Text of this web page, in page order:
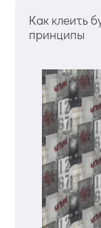
Как клеить
принципы